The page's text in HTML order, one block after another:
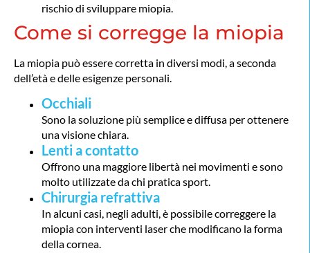
rischio di sviluppare miopia.
Come si corregge la miopia
La miopia può essere corretta in diversi modi, a seconda
dell’età e delle esigenze personali.
Occhiali
Sono la soluzione più semplice e diffusa per ottenere
una visione chiara.
Lenti a contatto
Offrono una maggiore libertà nei movimenti e sono
molto utilizzate da chi pratica sport.
Chirurgia refrattiva
In alcuni casi, negli adulti, è possibile correggere la
miopia con interventi laser che modificano la forma
della cornea.